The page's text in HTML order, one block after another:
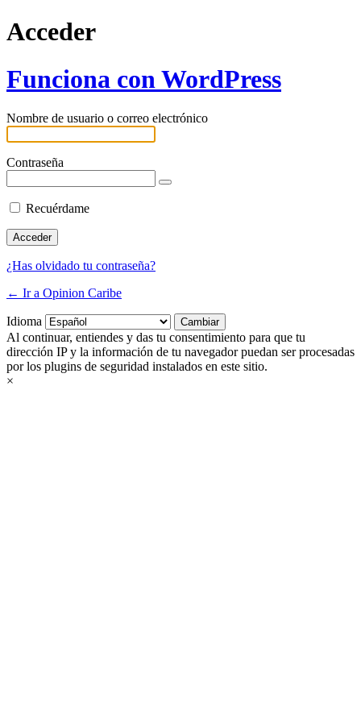
Acceder
Funciona con WordPress
Nombre de usuario o correo electrónico
Contraseña
Recuérdame
¿Has olvidado tu contraseña?
← Ir a Opinion Caribe
Idioma
Al continuar, entiendes y das tu consentimiento para que tu
dirección IP y la información de tu navegador puedan ser procesadas
por los plugins de seguridad instalados en este sitio.
×